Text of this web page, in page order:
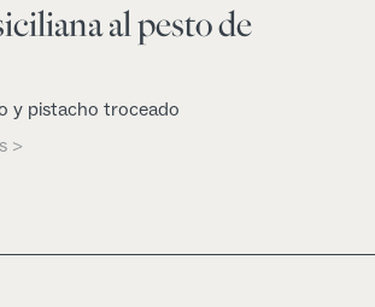
al pesto de
y pistacho troceado
>